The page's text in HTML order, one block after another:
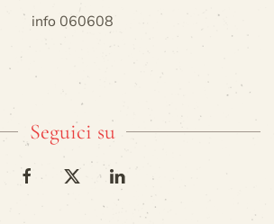
info 060608
Seguici su